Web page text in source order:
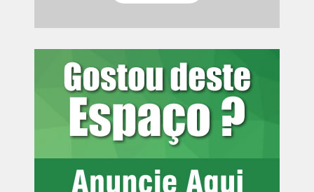
Viveros recebeu novamente em boa posição, desta vez
Vasco vence o Fluminense e garante vaga nas
quartas de final da Copa do Brasil
Cuiabá estreia no
Campeonato Mato-grossense com
Aos 44 minutos, Matheuzinho arriscou de fora da área,